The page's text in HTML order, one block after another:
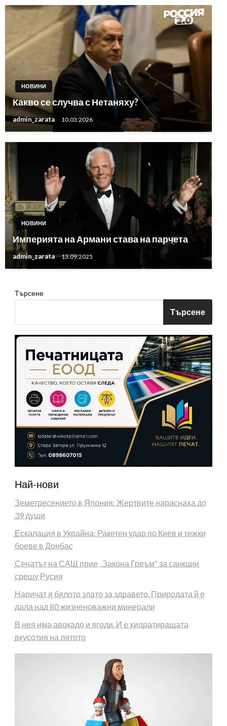
НОВИНИ
Какво се случва с Нетаняху?
admin_zarata 10.03.2026
НОВИНИ
Империята на Армани става на парчета
admin_zarata 13.09.2025
Търсене
Търсене
Най-нови
Земетресението в Япония: Жертвите нараснаха до
39 души
Ескалация в Украйна: Ракетен удар по Киев и тежки
боеве в Донбас
Сенатът на САЩ прие „Закона Греъм“ за санкции
срещу Русия
Наричат я бялото злато за здравето. Природата й е
дала над 80 жизненоважни минерали
В нея има авокадо и ягоди. И е хидратиращата
вкусотия на лятото